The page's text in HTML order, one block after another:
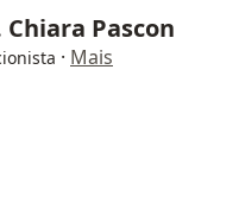
Chiara Pascon
· Mais